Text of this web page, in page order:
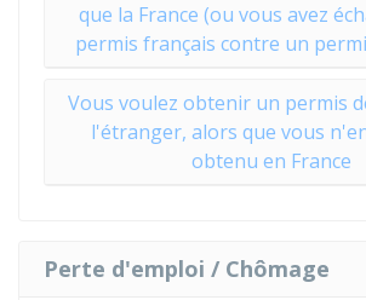
que la France (ou vous avez
permis français contre un
Vous voulez obtenir un permis
l'étranger, alors que vous
obtenu en France
Perte d'emploi / Chômage